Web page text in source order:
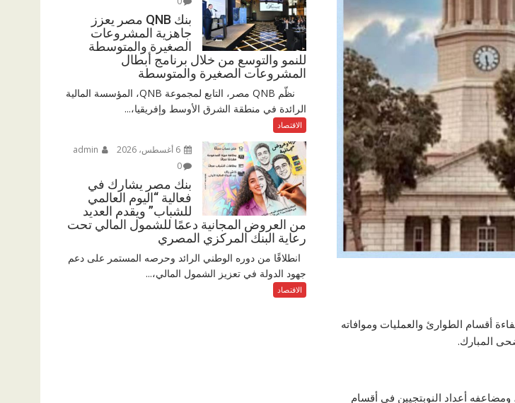
أقسام الطوارئ والعمليات وموافاته
المبارك.
ومضاعفه أعداد النوبتجيين في أقسام
بنك QNB مصر يعزز
جاهزية المشروعات
الصغيرة والمتوسطة
للنمو والتوسع من خلال برنامج أبطال
المشروعات الصغيرة والمتوسطة
نظّم QNB مصر، التابع لمجموعة QNB، المؤسسة المالية
الرائدة في منطقة الشرق الأوسط وإفريقيا،...
الاقتصاد
0
بنك مصر يشارك في
فعالية “اليوم العالمي
للشباب” ويقدم العديد
من العروض المجانية دعمًا للشمول المالي تحت
رعاية البنك المركزي المصري
انطلاقًا من دوره الوطني الرائد وحرصه المستمر على دعم
جهود الدولة في تعزيز الشمول المالي،...
الاقتصاد